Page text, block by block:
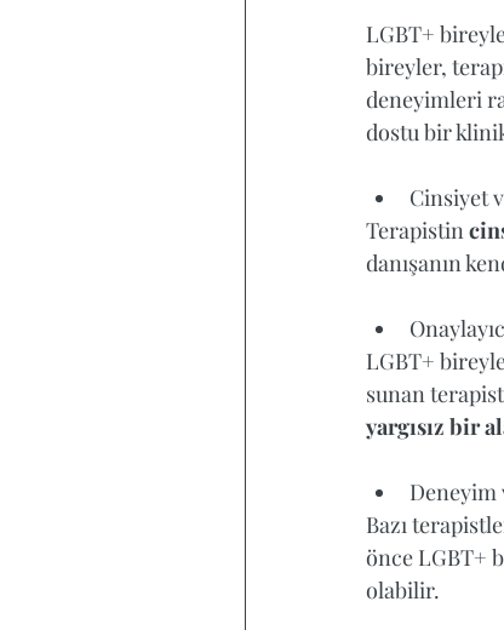
LGBT+
bireyler,
deneyimleri
dostu bir
Cinsiyet
Terapistin
danışanın
LGBT+
sunan
yargısız bir
Deneyim
Bazı
önce LGBT+
olabilir.